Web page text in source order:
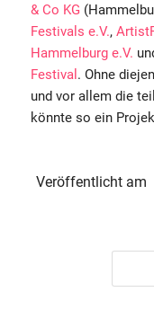
& Co KG
Festivals e.V.,
Hammelburg e.V.
Festival . Ohne
und vor allem die
könnte so ein
Veröffentlicht am